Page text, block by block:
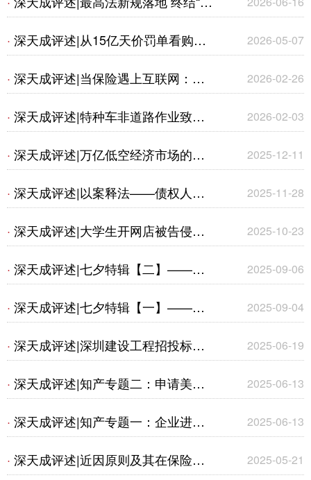
法律边界
门杀”理赔乱象
· 深天成评述|从15亿天价罚单看购物
平台全生态法律风险
2026-05-07
· 深天成评述|当保险遇上互联网：提
示与说明义务的新挑战
2026-02-26
· 深天成评述|特种车非道路作业致第
三人损害——浅谈交强险赔付的司法
2026-02-03
· 深天成评述|万亿低空经济市场的法
律现状及实务应对
2025-12-11
· 深天成评述|以案释法——债权人能
否在破产程序中追缴股东出资
2025-11-28
· 深天成评述|大学生开网店被告侵权
——简析《老板电器公司与王某侵害
2025-10-23
· 深天成评述|七夕特辑【二】——婚
姻及养老相关法律要点剖析
2025-09-06
· 深天成评述|七夕特辑【一】——基
于法律视角审视社会现状下的婚姻与
2025-09-04
· 深天成评述|深圳建设工程招投标规
则最新变化 --《关于进一步规范建设
2025-06-19
· 深天成评述|知产专题二：申请美国
专利前“安检”--保密审查
2025-06-13
· 深天成评述|知产专题一：企业进行
知识产权海关保护备案的好处
2025-06-13
· 深天成评述|近因原则及其在保险理
2025-05-21